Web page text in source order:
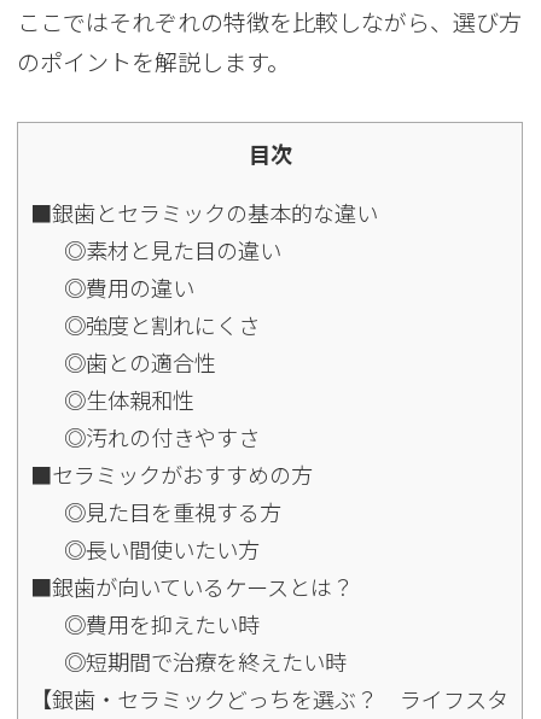
ここではそれぞれの特徴を比較しながら、選び方
のポイントを解説します。
目次
■銀歯とセラミックの基本的な違い
◎素材と見た目の違い
◎費用の違い
◎強度と割れにくさ
◎歯との適合性
◎生体親和性
◎汚れの付きやすさ
■セラミックがおすすめの方
◎見た目を重視する方
◎長い間使いたい方
■銀歯が向いているケースとは？
◎費用を抑えたい時
◎短期間で治療を終えたい時
【銀歯・セラミックどっちを選ぶ？ ライフスタ